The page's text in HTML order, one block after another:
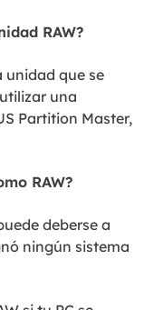
RAW?
unidad que se
una
Partition Master,
RAW?
deberse a
ningún sistema